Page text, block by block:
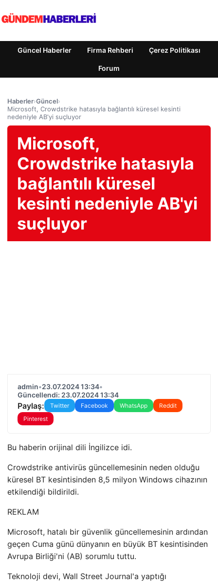
Güncel Haberler Firma Rehberi Çerez Politikası
Forum
Haberler›Güncel›
Microsoft, Crowdstrike hatasıyla bağlantılı küresel kesinti
nedeniyle AB'yi suçluyor
Microsoft,
Crowdstrike hatasıyla
bağlantılı küresel
kesinti nedeniyle AB'yi
suçluyor
admin•23.07.2024 13:34•
Güncellendi: 23.07.2024 13:34
Paylaş: Twitter Facebook WhatsApp
Reddit
Pinterest
Bu haberin orijinal dili İngilizce idi.
Crowdstrike antivirüs güncellemesinin neden olduğu
küresel BT kesintisinden 8,5 milyon Windows cihazının
etkilendiği bildirildi.
REKLAM
Microsoft, hatalı bir güvenlik güncellemesinin ardından
geçen Cuma günü dünyanın en büyük BT kesintisinden
Avrupa Birliği'ni (AB) sorumlu tuttu.
Teknoloji devi, Wall Street Journal'a yaptığı